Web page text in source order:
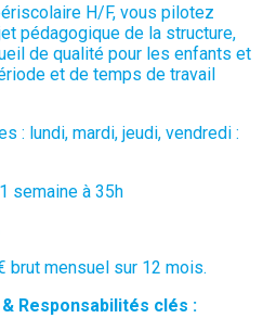
H/F, vous pilotez
pédagogique de la structure,
de qualité pour les enfants et
et de temps de travail
: lundi, mardi, jeudi, vendredi :
semaine à 35h
brut mensuel sur 12 mois.
Responsabilités clés :